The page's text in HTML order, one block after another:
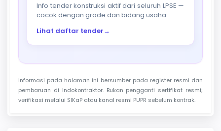
Info tender konstruksi aktif dari seluruh LPSE —
cocok dengan grade dan bidang usaha.
Lihat daftar tender→
Informasi pada halaman ini bersumber pada register resmi dan
pembaruan di Indokontraktor. Bukan pengganti sertifikat resmi;
verifikasi melalui SIKaP atau kanal resmi PUPR sebelum kontrak.